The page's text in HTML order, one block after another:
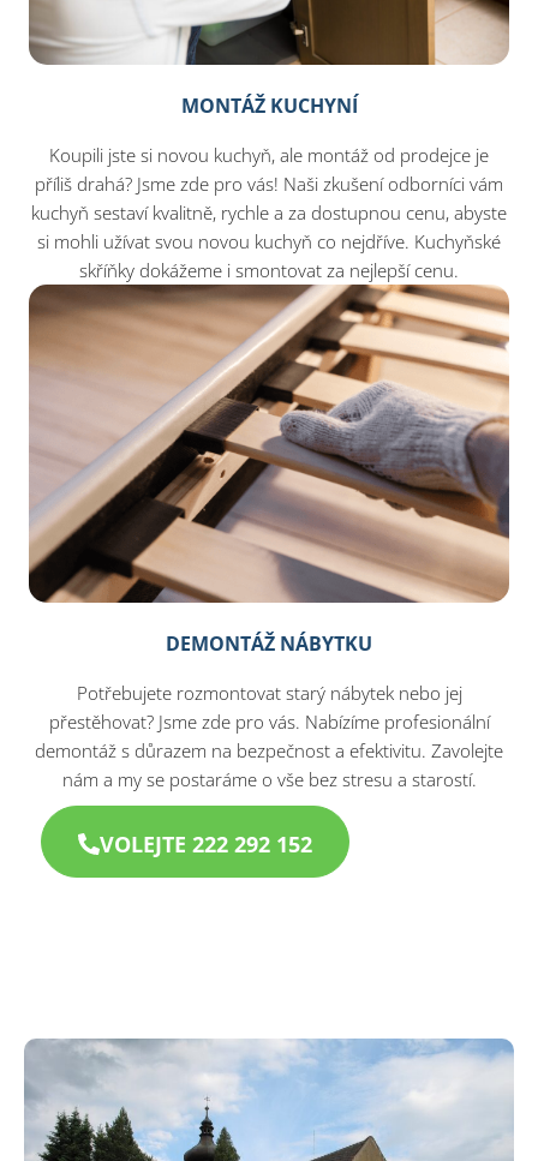
MONTÁŽ KUCHYNÍ
Koupili jste si novou kuchyň, ale montáž od prodejce je
příliš drahá? Jsme zde pro vás! Naši zkušení odborníci vám
kuchyň sestaví kvalitně, rychle a za dostupnou cenu, abyste
si mohli užívat svou novou kuchyň co nejdříve. Kuchyňské
skříňky dokážeme i smontovat za nejlepší cenu.​
DEMONTÁŽ NÁBYTKU
Potřebujete rozmontovat starý nábytek nebo jej
přestěhovat? Jsme zde pro vás. Nabízíme profesionální
demontáž s důrazem na bezpečnost a efektivitu. Zavolejte
nám a my se postaráme o vše bez stresu a starostí.​
VOLEJTE 222 292 152